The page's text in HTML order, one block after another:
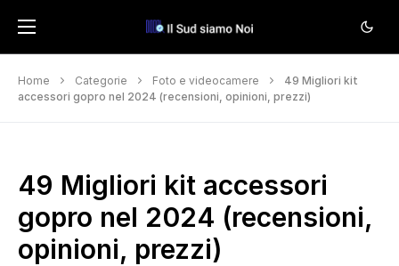
Home Categorie Foto e videocamere
49 Migliori kit
accessori gopro nel 2024 (recensioni, opinioni, prezzi)
49 Migliori kit accessori
gopro nel 2024 (recensioni,
opinioni, prezzi)